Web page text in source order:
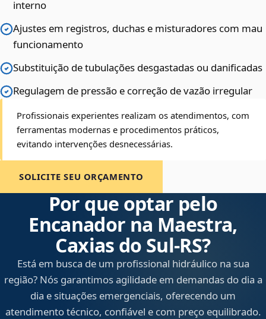
interno
Ajustes em registros, duchas e misturadores com mau
funcionamento
Substituição de tubulações desgastadas ou danificadas
Regulagem de pressão e correção de vazão irregular
Profissionais experientes realizam os atendimentos, com
ferramentas modernas e procedimentos práticos,
evitando intervenções desnecessárias.
SOLICITE SEU ORÇAMENTO
Por que optar pelo
Encanador na Maestra,
Caxias do Sul‑RS?
Está em busca de um profissional hidráulico na sua
região? Nós garantimos agilidade em demandas do dia a
dia e situações emergenciais, oferecendo um
atendimento técnico, confiável e com preço equilibrado.